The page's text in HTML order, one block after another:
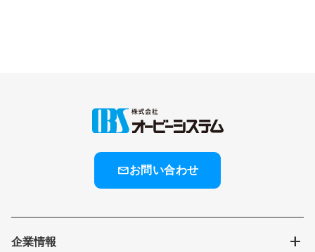
mailお問い合わせ
企業情報 add